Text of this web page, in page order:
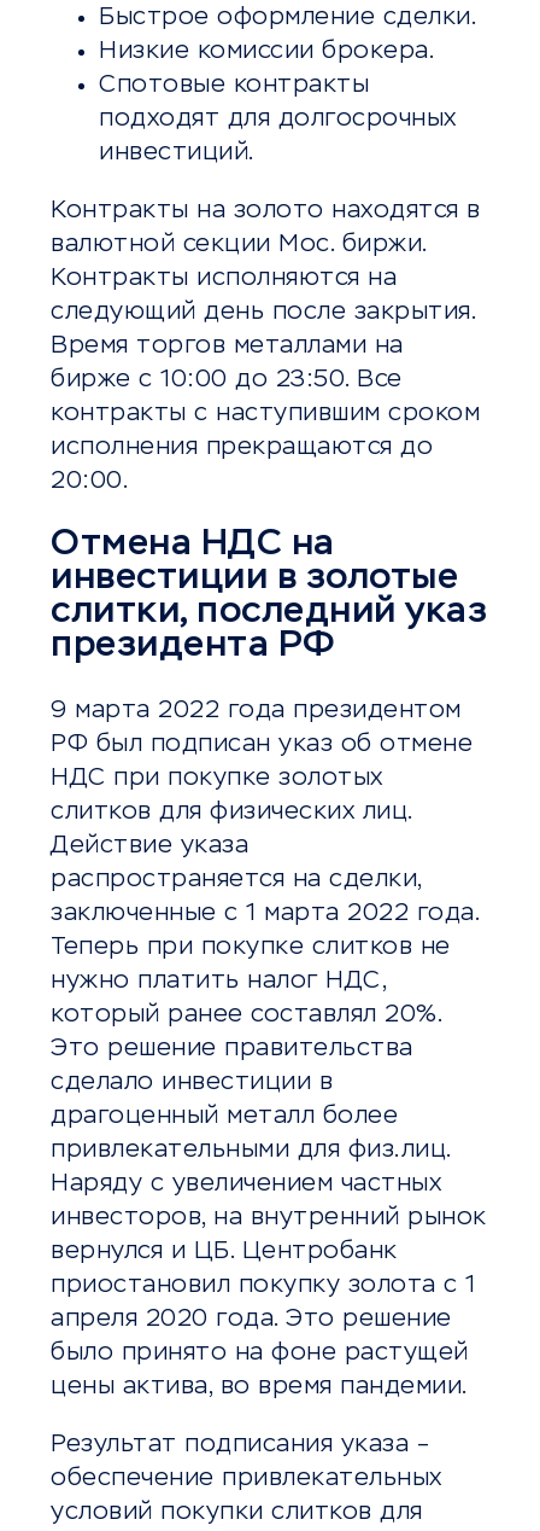
Быстрое оформление сделки.
Низкие комиссии брокера.
Спотовые контракты
подходят для долгосрочных
инвестиций.
Контракты на золото находятся в
валютной секции Мос. биржи.
Контракты исполняются на
следующий день после закрытия.
Время торгов металлами на
бирже с 10:00 до 23:50. Все
контракты с наступившим сроком
исполнения прекращаются до
20:00.
Отмена НДС на
инвестиции в золотые
слитки, последний указ
президента РФ
9 марта 2022 года президентом
РФ был подписан указ об отмене
НДС при покупке золотых
слитков для физических лиц.
Действие указа
распространяется на сделки,
заключенные с 1 марта 2022 года.
Теперь при покупке слитков не
нужно платить налог НДС,
который ранее составлял 20%.
Это решение правительства
сделало инвестиции в
драгоценный металл более
привлекательными для физ.лиц.
Наряду с увеличением частных
инвесторов, на внутренний рынок
вернулся и ЦБ. Центробанк
приостановил покупку золота с 1
апреля 2020 года. Это решение
было принято на фоне растущей
цены актива, во время пандемии.
Результат подписания указа –
обеспечение привлекательных
условий покупки слитков для